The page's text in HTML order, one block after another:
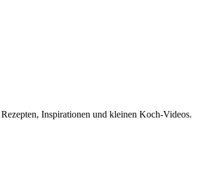
Inspirationen und kleinen Koch-Videos.